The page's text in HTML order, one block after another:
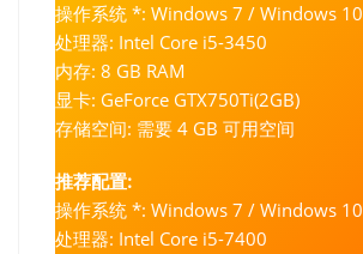
操作系统 *: Windows 7 / Windows 10
处理器: Intel Core i5-3450
内存: 8 GB RAM
显卡: GeForce GTX750Ti(2GB)
存储空间: 需要 4 GB 可用空间
推荐配置:
操作系统 *: Windows 7 / Windows 10
处理器: Intel Core i5-7400